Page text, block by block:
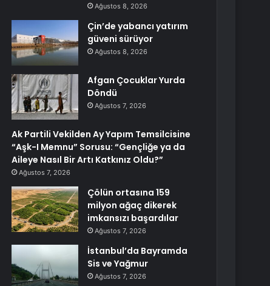
Ağustos 8, 2026
Çin’de yabancı yatırım
güveni sürüyor
Ağustos 8, 2026
Afgan Çocuklar Yurda
Döndü
Ağustos 7, 2026
Ak Partili Vekilden Ay Yapım Temsilcisine
“Aşk-I Memnu” Sorusu: “Gençliğe ya da
Aileye Nasıl Bir Artı Katkınız Oldu?”
Ağustos 7, 2026
Çölün ortasına 159
milyon ağaç dikerek
imkansızı başardılar
Ağustos 7, 2026
İstanbul’da Bayramda
Sis ve Yağmur
Ağustos 7, 2026